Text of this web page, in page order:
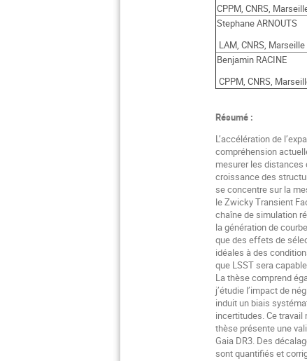
CPPM, CNRS,
Stephane ARNOUTS
LAM, CNRS, Marseille
Benjamin RACINE
CPPM, CNRS,
Résumé :
L’accélération de
compréhension
mesurer les distances
croissance des
se concentre sur la
le Zwicky Transient
chaîne de simulation
la génération de
que des effets de
idéales à des
que LSST sera
La thèse comprend
j’étudie l’impact de
induit un biais
incertitudes. Ce
thèse présente une
Gaia DR3. Des
sont quantifiés et